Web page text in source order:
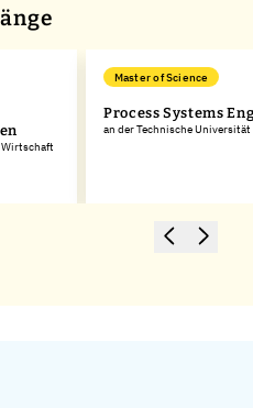
Wirtschaft
Master of Science
Process Systems
an der Technische